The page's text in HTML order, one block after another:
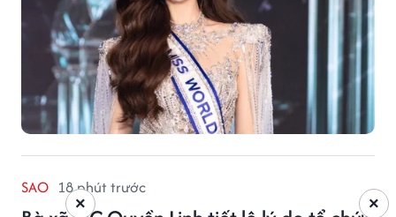
SAO 18 phút trước
×
×